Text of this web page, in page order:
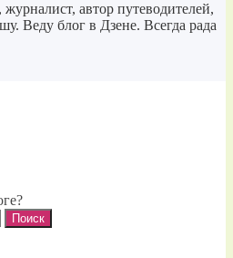
автор путеводителей,
Веду блог в Дзене. Всегда рада